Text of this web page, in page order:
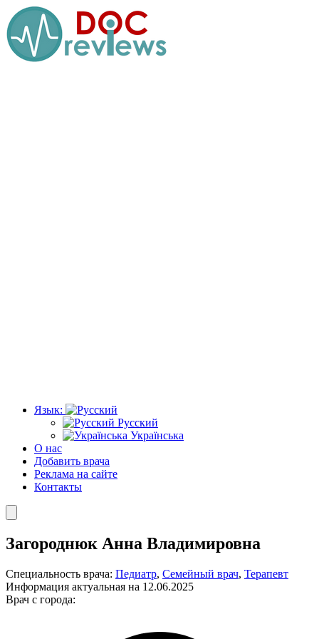
Перейти
к
содержимому
Язык:
Русский
Українська
О нас
Добавить врача
Реклама на сайте
Контакты
Загороднюк Анна Владимировна
Специальность врача: Педиатр, Семейный врач, Терапевт
Информация актуальная на 12.06.2025
Врач с города: